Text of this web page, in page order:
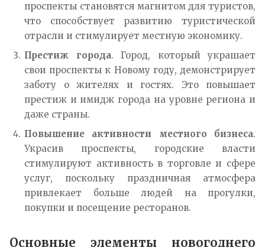
проспекты становятся магнитом для туристов,
что способствует развитию туристической
отрасли и стимулирует местную экономику.
Престиж города. Город, который украшает
свои проспекты к Новому году, демонстрирует
заботу о жителях и гостях. Это повышает
престиж и имидж города на уровне региона и
даже страны.
Повышение активности местного бизнеса.
Украсив проспекты, городские власти
стимулируют активность в торговле и сфере
услуг, поскольку праздничная атмосфера
привлекает больше людей на прогулки,
покупки и посещение ресторанов.
Основные элементы новогоднего